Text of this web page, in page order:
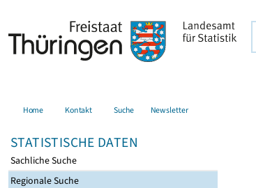
Home Kontakt Suche Newsletter
STATISTISCHE DATEN
Sachliche Suche
Regionale Suche